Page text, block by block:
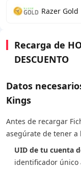
Razer Gold
Recarga de
DESCUENTO
Datos
Kings
Antes de recargar
asegúrate de tener
UID de tu cuenta
identificador único